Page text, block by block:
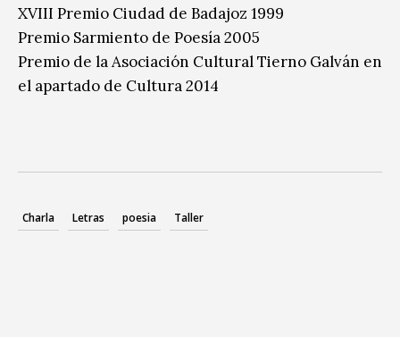
XVIII Premio Ciudad de Badajoz 1999
Premio Sarmiento de Poesía 2005
Premio de la Asociación Cultural Tierno Galván en
el apartado de Cultura 2014
Charla Letras poesia Taller